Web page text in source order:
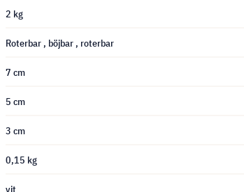
2 kg
Roterbar , böjbar , roterbar
7 cm
5 cm
3 cm
0,15 kg
vit